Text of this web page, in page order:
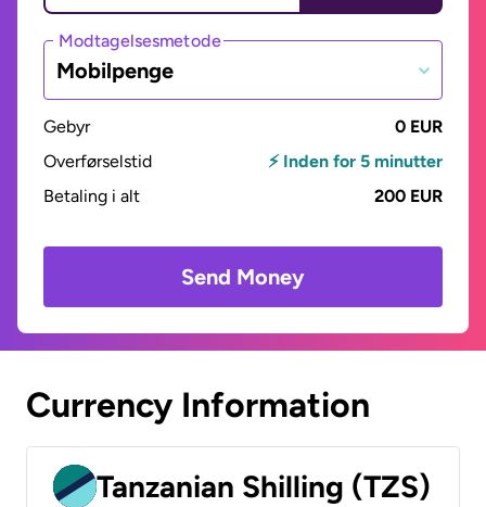
Modtagelsesmetode
Mobilpenge
Gebyr
0 EUR
Overførselstid
⚡ Inden for 5 minutter
Betaling i alt
200 EUR
Send Money
Currency Information
Tanzanian Shilling (TZS)